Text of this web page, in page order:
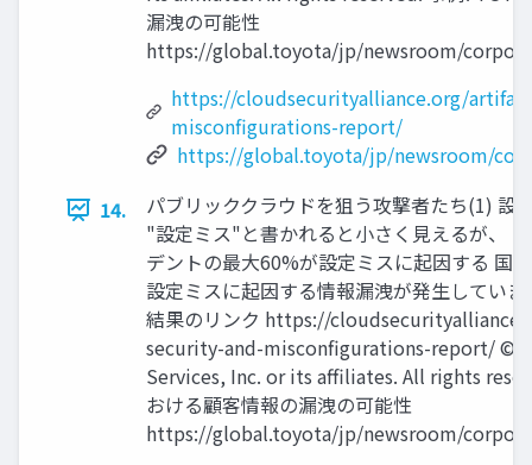
漏洩の可能性
https://global.toyota/jp/newsroom/
https://cloudsecurityalliance.org/
misconfigurations-report/
https://global.toyota/jp/newsroom/
14.
パブリッククラウドを狙う攻撃者たち(1) 設
"設定ミス"と書かれると小さく見えるが、
デントの最大60%が設定ミスに起因する 国
設定ミスに起因する情報漏洩が発生していま
結果のリンク https://
security-and-misconfigurations-report/ ©
Services, Inc. or its affiliates. All rights
おける顧客情報の漏洩の可能性
https://global.toyota/jp/newsroom/